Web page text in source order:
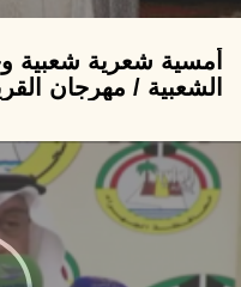
أمسية شعرية شعبية
الشعبية / مهرجان